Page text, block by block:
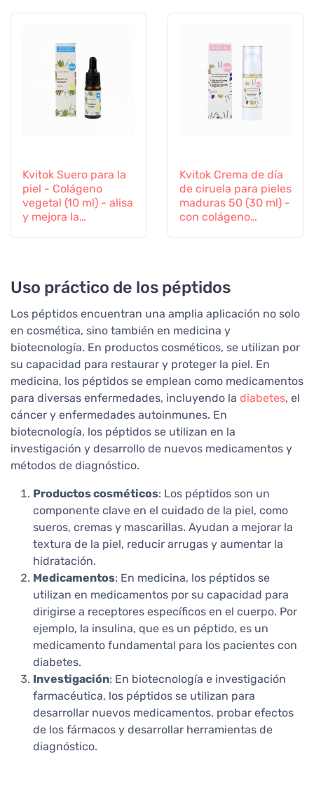
Kvitok Suero para la
piel - Colágeno
vegetal (10 ml) - alisa
y mejora la
Kvitok Crema de día
de ciruela para pieles
maduras 50 (30 ml) -
con colágeno
Uso práctico de los péptidos
Los péptidos encuentran una amplia aplicación no solo
en cosmética, sino también en medicina y
biotecnología. En productos cosméticos, se utilizan por
su capacidad para restaurar y proteger la piel. En
medicina, los péptidos se emplean como medicamentos
para diversas enfermedades, incluyendo la diabetes, el
cáncer y enfermedades autoinmunes. En
biotecnología, los péptidos se utilizan en la
investigación y desarrollo de nuevos medicamentos y
métodos de diagnóstico.
Productos cosméticos: Los péptidos son un
componente clave en el cuidado de la piel, como
sueros, cremas y mascarillas. Ayudan a mejorar la
textura de la piel, reducir arrugas y aumentar la
hidratación.
Medicamentos: En medicina, los péptidos se
utilizan en medicamentos por su capacidad para
dirigirse a receptores específicos en el cuerpo. Por
ejemplo, la insulina, que es un péptido, es un
medicamento fundamental para los pacientes con
diabetes.
Investigación: En biotecnología e investigación
farmacéutica, los péptidos se utilizan para
desarrollar nuevos medicamentos, probar efectos
de los fármacos y desarrollar herramientas de
diagnóstico.